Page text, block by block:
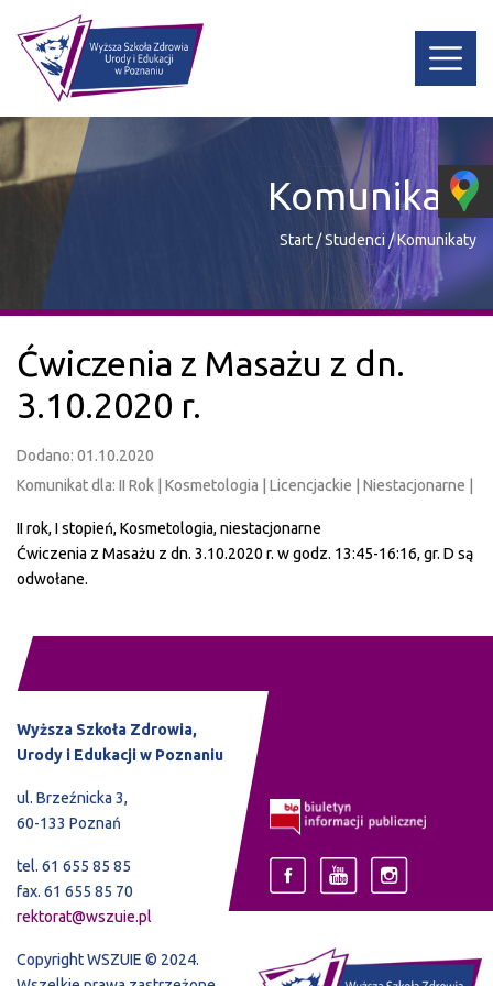
Komunikaty
Start/Studenci /Komunikaty
Ćwiczenia z Masażu z dn.
3.10.2020 r.
Dodano: 01.10.2020
Komunikat dla: II Rok | Kosmetologia | Licencjackie | Niestacjonarne |
II rok, I stopień, Kosmetologia, niestacjonarne
Ćwiczenia z Masażu z dn. 3.10.2020 r. w godz. 13:45-16:16, gr. D są
odwołane.
Wyższa Szkoła Zdrowia,
Urody i Edukacji w Poznaniu
ul. Brzeźnicka 3,
60-133 Poznań
tel. 61 655 85 85
fax. 61 655 85 70
rektorat@wszuie.pl
Copyright WSZUIE © 2024.